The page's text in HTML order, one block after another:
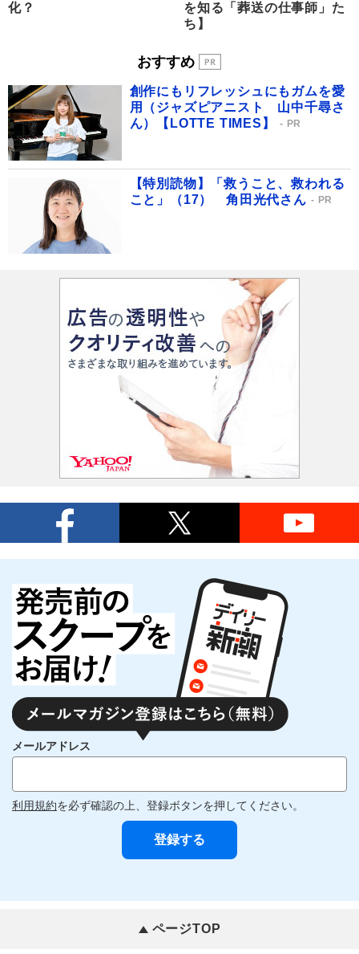
化？
を知る「葬送の仕事師」た
ち】
おすすめ
創作にもリフレッシュにもガムを愛
用（ジャズピアニスト 山中千尋さ
ん）【LOTTE TIMES】
PR
【特別読物】「救うこと、救われる
こと」（17） 角田光代さん
PR
メールアドレス
利用規約を必ず確認の上、登録ボタンを押してください。
ページTOP